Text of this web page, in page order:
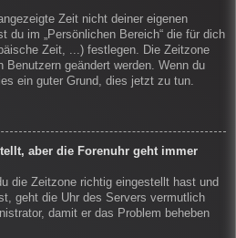
Zeit nicht deiner eigenen
du im „Persönlichen Bereich“ die für dich
Zeit, ...) festlegen. Die Zeitzone
Benutzern geändert werden. Wenn du
ein guter Grund, dies jetzt zu tun.
aber die Forenuhr geht immer
die Zeitzone richtig eingestellt hast und
geht die Uhr des Servers vermutlich
damit er das Problem beheben